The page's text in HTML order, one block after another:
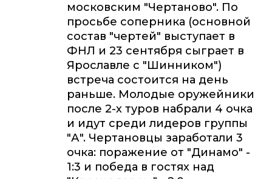
московским "Чертаново". По
просьбе соперника (основной
состав "чертей" выступает в
ФНЛ и 23 сентября сыграет в
Ярославле с "Шинником")
встреча состоится на день
раньше. Молодые оружейники
после 2-х туров набрали 4 очка
и идут среди лидеров группы
"А". Чертановцы заработали 3
очка: поражение от "Динамо" -
1:3 и победа в гостях над